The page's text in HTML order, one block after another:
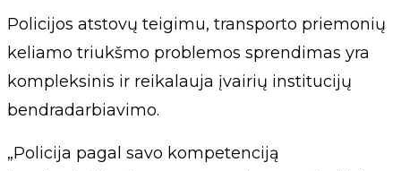
Policijos atstovų teigimu, transporto priemonių
keliamo triukšmo problemos sprendimas yra
kompleksinis ir reikalauja įvairių institucijų
bendradarbiavimo.
„Policija pagal savo kompetenciją